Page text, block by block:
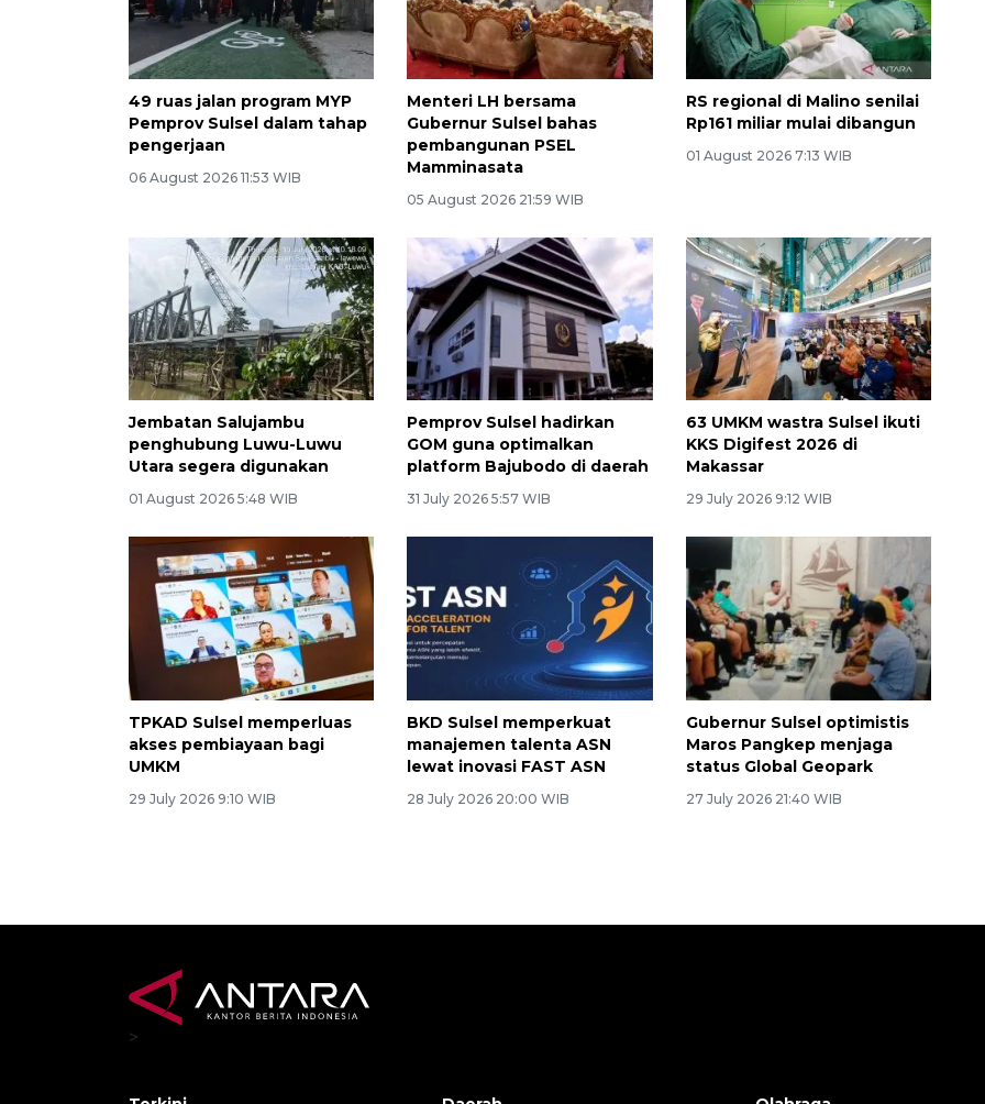
49 ruas jalan program MYP
Pemprov Sulsel dalam tahap
pengerjaan
06 August 2026 11:53 WIB
Menteri LH bersama
Gubernur Sulsel bahas
pembangunan PSEL
Mamminasata
05 August 2026 21:59 WIB
RS regional di Malino senilai
Rp161 miliar mulai dibangun
01 August 2026 7:13 WIB
Jembatan Salujambu
penghubung Luwu-Luwu
Utara segera digunakan
01 August 2026 5:48 WIB
Pemprov Sulsel hadirkan
GOM guna optimalkan
platform Bajubodo di daerah
31 July 2026 5:57 WIB
63 UMKM wastra Sulsel ikuti
KKS Digifest 2026 di
Makassar
29 July 2026 9:12 WIB
TPKAD Sulsel memperluas
akses pembiayaan bagi
UMKM
29 July 2026 9:10 WIB
BKD Sulsel memperkuat
manajemen talenta ASN
lewat inovasi FAST ASN
28 July 2026 20:00 WIB
Gubernur Sulsel optimistis
Maros Pangkep menjaga
status Global Geopark
27 July 2026 21:40 WIB
>